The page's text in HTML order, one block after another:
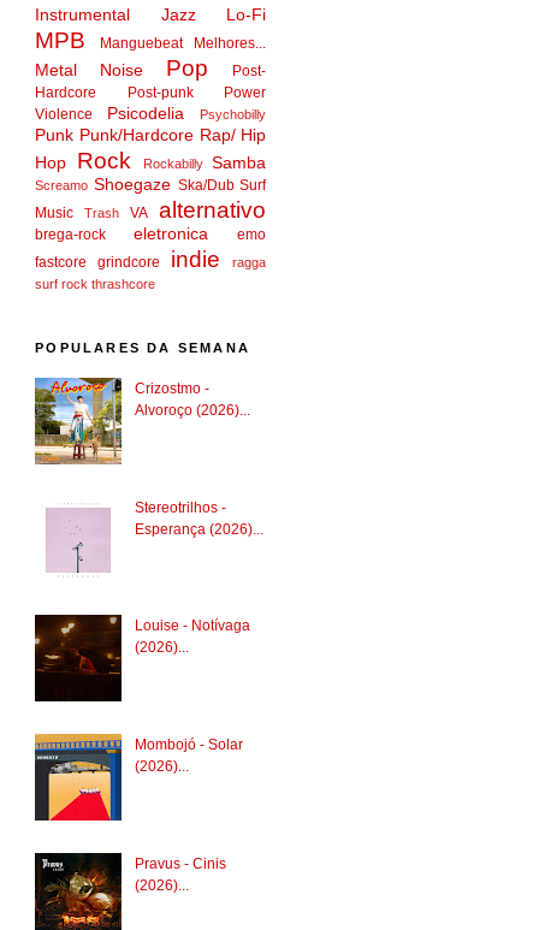
Instrumental Jazz Lo-Fi
MPB Manguebeat Melhores...
Metal Noise Pop
Post-
Hardcore
Post-punk
Power
Violence
Psicodelia Psychobilly
Punk Punk/Hardcore Rap/ Hip
Hop
Rock Rockabilly Samba
Screamo Shoegaze Ska/Dub Surf
Music
Trash VA alternativo
brega-rock eletronica
emo
fastcore
grindcore indie
ragga
surf rock thrashcore
POPULARES DA SEMANA
Crizostmo -
Alvoroço (2026)...
Stereotrilhos -
Esperança (2026)...
Louise - Notívaga
(2026)...
Mombojó - Solar
(2026)...
Pravus - Cinis
(2026)...